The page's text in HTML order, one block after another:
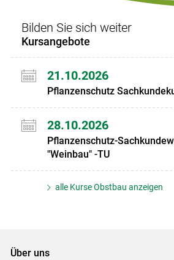
Bilden Sie sich weiter
Kursangebote
21.10.2026
Pflanzenschutz
28.10.2026
Pflanzenschutz-
"Weinbau" -TU
alle Kurse Obstbau anzeigen
Über uns